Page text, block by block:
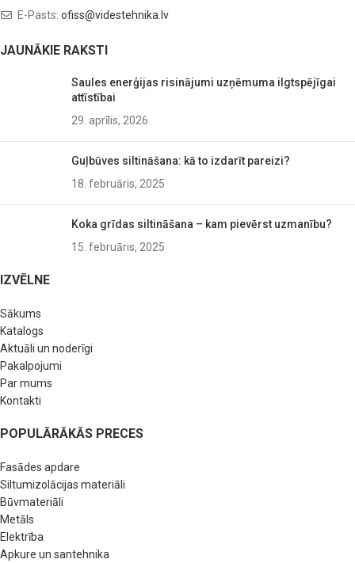
E-Pasts: ofiss@videstehnika.lv
JAUNĀKIE RAKSTI
Saules enerģijas risinājumi uzņēmuma ilgtspējīgai
attīstībai
29. aprīlis, 2026
Guļbūves siltināšana: kā to izdarīt pareizi?
18. februāris, 2025
Koka grīdas siltināšana – kam pievērst uzmanību?
15. februāris, 2025
IZVĒLNE
Sākums
Katalogs
Aktuāli un noderīgi
Pakalpojumi
Par mums
Kontakti
POPULĀRĀKĀS PRECES
Fasādes apdare
Siltumizolācijas materiāli
Būvmateriāli
Metāls
Elektrība
Apkure un santehnika